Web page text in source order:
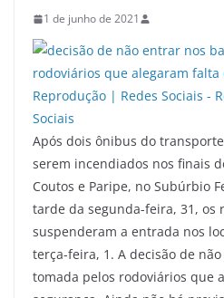
1 de junho de 2021
Após dois ônibus do
serem incendiados nos finais
Coutos e Paripe, no Subúrbio
tarde da segunda-feira, 31, os
suspenderam a entrada nos
terça-feira, 1. A decisão de
tomada pelos rodoviários que